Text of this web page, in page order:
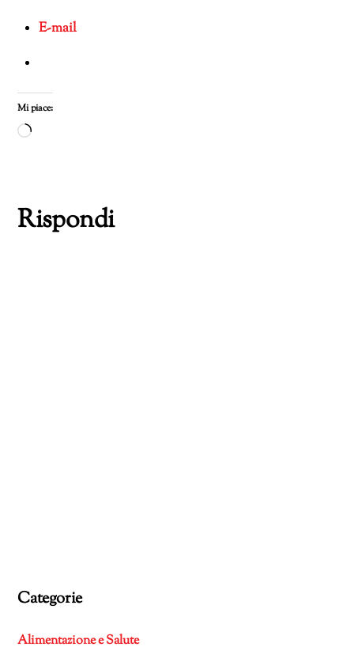
E-mail
Mi piace:
Caricamento
Rispondi
Categorie
Alimentazione e Salute